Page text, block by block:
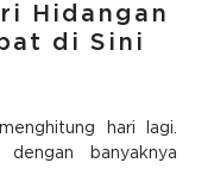
Hidangan
di Sini
hari lagi.
dengan banyaknya